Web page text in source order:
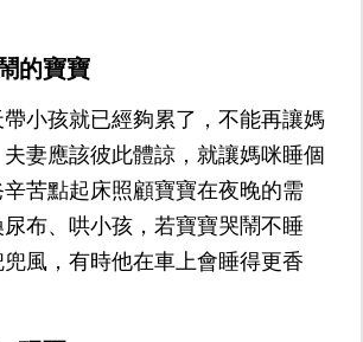
的寶寶
小孩就已經夠累了，不能再讓媽
妻應該彼此體諒，就讓媽咪睡個
苦點起床照顧寶寶在夜晚的需
布、哄小孩，若寶寶哭鬧不睡
風，有時他在車上會睡得更香